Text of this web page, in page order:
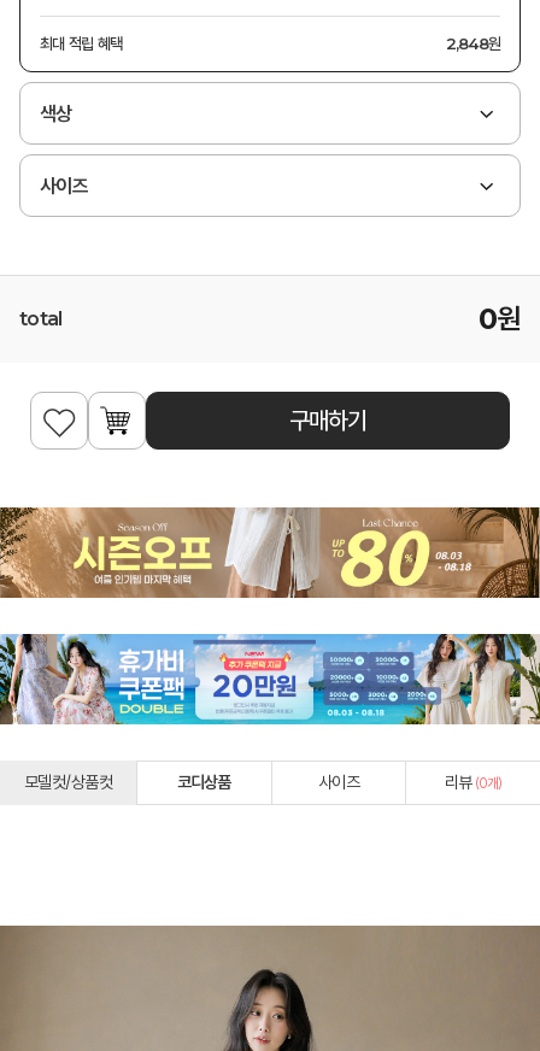
최대 적립 혜택 2,848원
색상
사이즈
total 0원
구매하기
모델컷/상품컷 코디상품 사이즈 리뷰 (0개)